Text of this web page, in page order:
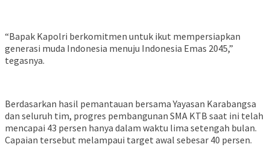
“Bapak Kapolri berkomitmen untuk ikut mempersiapkan
generasi muda Indonesia menuju Indonesia Emas 2045,”
tegasnya.
Berdasarkan hasil pemantauan bersama Yayasan Karabangsa
dan seluruh tim, progres pembangunan SMA KTB saat ini telah
mencapai 43 persen hanya dalam waktu lima setengah bulan.
Capaian tersebut melampaui target awal sebesar 40 persen.